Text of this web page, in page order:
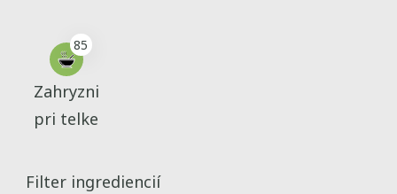
85
Zahryzni
pri telke
Filter ingrediencií